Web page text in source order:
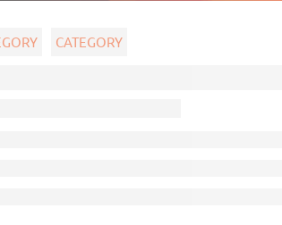
CATEGORY